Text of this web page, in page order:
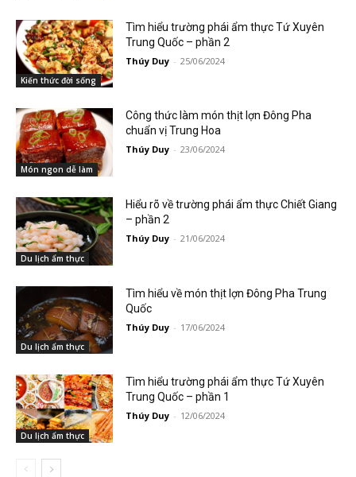
Kiến thức đời sống
Tìm hiểu trường phái ẩm thực Tứ Xuyên
Trung Quốc – phần 2
Thúy Duy - 25/06/2024
Món ngon dễ làm
Công thức làm món thịt lợn Đông Pha
chuẩn vị Trung Hoa
Thúy Duy - 23/06/2024
Du lịch ẩm thực
Hiểu rõ về trường phái ẩm thực Chiết Giang
– phần 2
Thúy Duy - 21/06/2024
Du lịch ẩm thực
Tìm hiểu về món thịt lợn Đông Pha Trung
Quốc
Thúy Duy - 17/06/2024
Du lịch ẩm thực
Tìm hiểu trường phái ẩm thực Tứ Xuyên
Trung Quốc – phần 1
Thúy Duy - 12/06/2024